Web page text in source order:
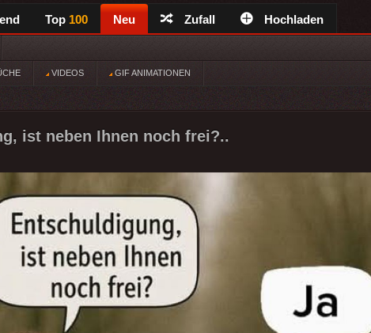
Top 100 Neu Zufall Hochladen
VIDEOS GIF ANIMATIONEN
ist neben Ihnen noch frei?..